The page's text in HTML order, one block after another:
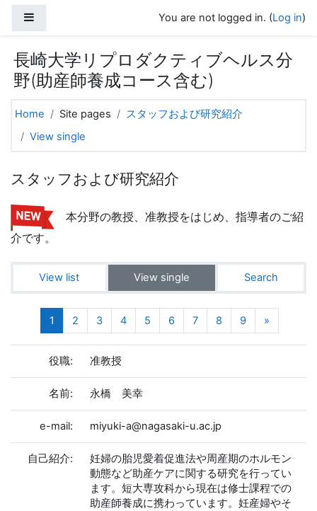
You are not logged in. (Log in)
長崎大学リプロダクティブヘルス分
野(助産師養成コース含む)
Home Site pages
スタッフおよび研究紹介
View single
スタッフおよび研究紹介
本分野の教授、准教授をはじめ、指導者のご紹
介です。
View list View single Search
1 (current)
2 3 4 5 6 7 8 9 »
役職: 准教授
名前: 永橋 美幸
e-mail: miyuki-a@nagasaki-u.ac.jp
自己紹介:
妊婦の胎児愛着促進法や周産期のホルモン
動態など助産ケアに関する研究を行ってい
ます。短大専攻科から現在は修士課程での
助産師養成に携わっています。妊産婦やそ